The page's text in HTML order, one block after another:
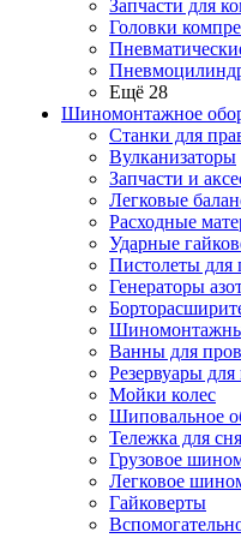
Запчасти для
Головки
Ещё 28
Шиномонтажное
Станки для
Вулканизаторы
Запчасти и
Легковые
Расходные
Ударные
Пистолеты для
Генераторы
Ванны для
Резервуары для
Мойки колес
Шиповальное
Тележка для
Грузовое
Легковое
Гайковерты